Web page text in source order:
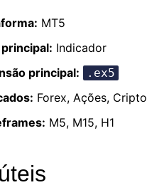
MT5
Indicador
principal:
.ex5
Forex, Ações, Cripto
M5, M15, H1